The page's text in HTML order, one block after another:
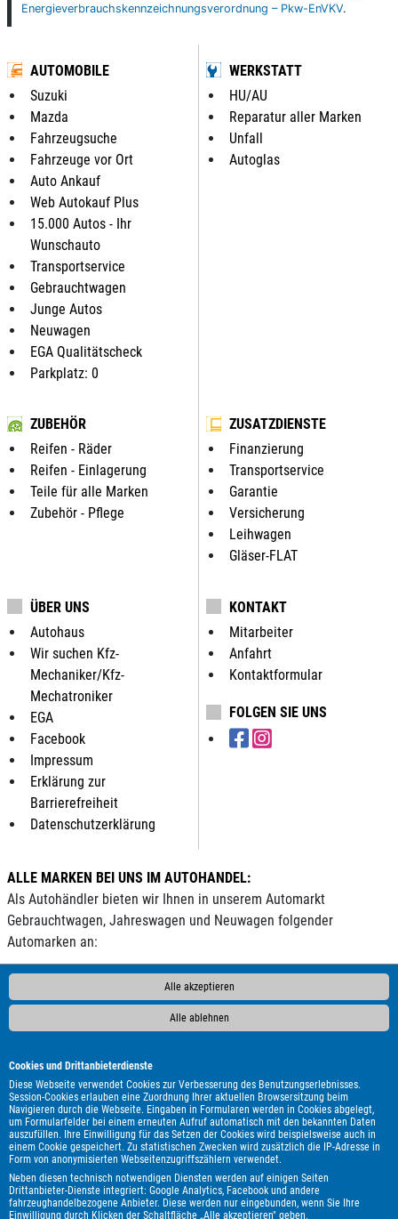
Alle akzeptieren
Alle ablehnen
Cookies und Drittanbieterdienste
Diese Webseite verwendet Cookies zur Verbesserung des Benutzungserlebnisses.
Session-Cookies erlauben eine Zuordnung Ihrer aktuellen Browsersitzung beim
Navigieren durch die Webseite. Eingaben in Formularen werden in Cookies abgelegt,
um Formularfelder bei einem erneuten Aufruf automatisch mit den bekannten Daten
auszufüllen. Ihre Einwilligung für das Setzen der Cookies wird beispielsweise auch in
einem Cookie gespeichert. Zu statistischen Zwecken wird zusätzlich die IP-Adresse in
Form von anonymisierten Webseitenzugriffszählern verwendet.
Neben diesen technisch notwendigen Diensten werden auf einigen Seiten
Drittanbieter-Dienste integriert: Google Analytics, Facebook und andere
fahrzeughandelbezogene Anbieter. Diese werden nur eingebunden, wenn Sie Ihre
Einwilligung durch Klicken der Schaltfläche „Alle akzeptieren" geben.
Energieverbrauchskennzeichnungsverordnung – Pkw-EnVKV.
AUTOMOBILE
Suzuki
Mazda
Fahrzeugsuche
Fahrzeuge vor Ort
Auto Ankauf
Web Autokauf Plus
15.000 Autos - Ihr
Wunschauto
Transportservice
Gebrauchtwagen
Junge Autos
Neuwagen
EGA Qualitätscheck
Parkplatz: 0
WERKSTATT
HU/AU
Reparatur aller Marken
Unfall
Autoglas
ZUBEHÖR
Reifen - Räder
Reifen - Einlagerung
Teile für alle Marken
Zubehör - Pflege
ZUSATZDIENSTE
Finanzierung
Transportservice
Garantie
Versicherung
Leihwagen
Gläser-FLAT
ÜBER UNS
Autohaus
Wir suchen Kfz-
Mechaniker/Kfz-
Mechatroniker
EGA
Facebook
Impressum
Erklärung zur
Barrierefreiheit
Datenschutzerklärung
KONTAKT
Mitarbeiter
Anfahrt
Kontaktformular
FOLGEN SIE UNS
ALLE MARKEN BEI UNS IM AUTOHANDEL:
Als Autohändler bieten wir Ihnen in unserem Automarkt
Gebrauchtwagen, Jahreswagen und Neuwagen folgender
Automarken an:
ALPINA Abarth Ahorn Aixam Alfa Romeo
Andere
Audi
BAIC BAW BMW BYD Bentley
Borgward
Carthago Chausson
Dacia
Dodge Econelo
Ford
Foton GWM Geely Genesis
Harley-Davidson
Hobby
Honda Hyundai Infiniti Isuzu Itineo
Iveco
JAC
Jaecoo Jaguar Jeep KGM Kia Knaus
LMC
Lada
Land Rover Leapmotor Lexus MAN MF
MG
Malibu Maserati Maxus
Mercedes-Benz
Mitsubishi
Mooveo Nissan Omoda Opel
Peugeot
Piaggio
Polestar Porsche Pössl Renault Royal Alloy